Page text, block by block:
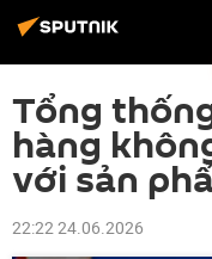
Tổng
hàng
với sản
22:22 24.06.2026